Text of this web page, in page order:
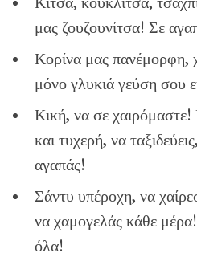
μας ζουζουνίτσα! Σε
Κορίνα μας πανέμορφη,
μόνο γλυκιά γεύση σου
Κική, να σε χαιρόμαστε!
και τυχερή, να
αγαπάς!
Σάντυ υπέροχη, να
να χαμογελάς κάθε
όλα!